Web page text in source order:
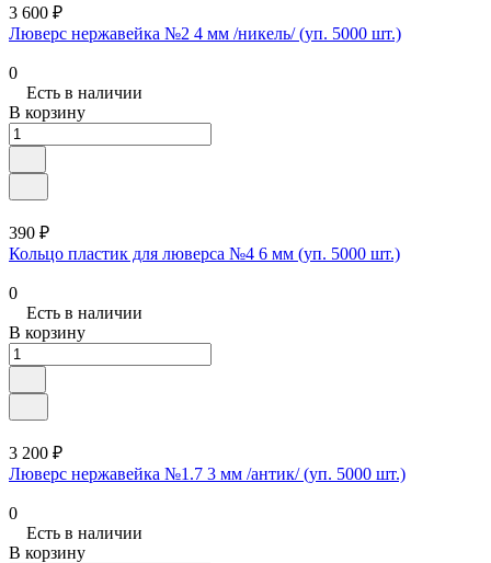
3 600 ₽
Люверс нержавейка №2 4 мм /никель/ (уп. 5000 шт.)
0
Есть в наличии
В корзину
390 ₽
Кольцо пластик для люверса №4 6 мм (уп. 5000 шт.)
0
Есть в наличии
В корзину
3 200 ₽
Люверс нержавейка №1.7 3 мм /антик/ (уп. 5000 шт.)
0
Есть в наличии
В корзину